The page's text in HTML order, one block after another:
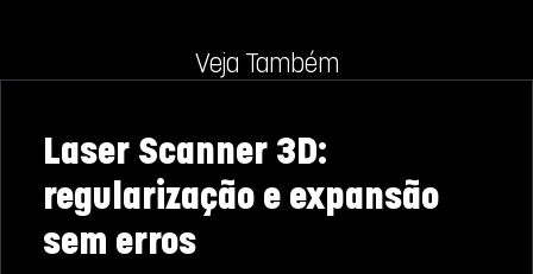
Veja Também
Laser Scanner 3D:
regularização e expansão
sem erros